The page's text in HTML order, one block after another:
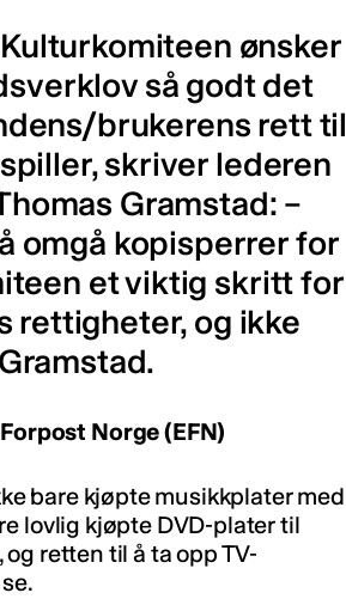
ønsker
så godt det
brukerens rett til
skriver lederen
Gramstad: –
omgå kopisperrer for
et viktig skritt for
rettigheter, og ikke
Norge (EFN)
bare kjøpte musikkplater med
lovlig kjøpte DVD-plater til
retten til å ta opp TV-